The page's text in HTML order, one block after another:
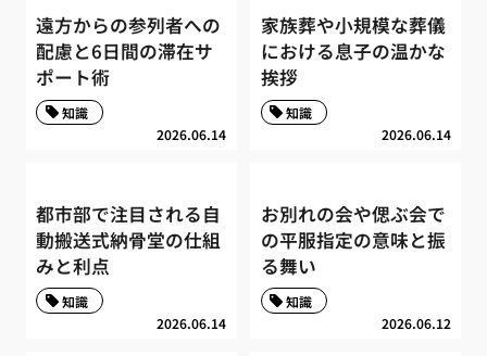
遠方からの参列者への
配慮と6日間の滞在サ
ポート術
2026.06.14
知識
家族葬や小規模な葬儀
における息子の温かな
挨拶
2026.06.14
知識
都市部で注目される自
動搬送式納骨堂の仕組
みと利点
2026.06.14
知識
お別れの会や偲ぶ会で
の平服指定の意味と振
る舞い
2026.06.12
知識